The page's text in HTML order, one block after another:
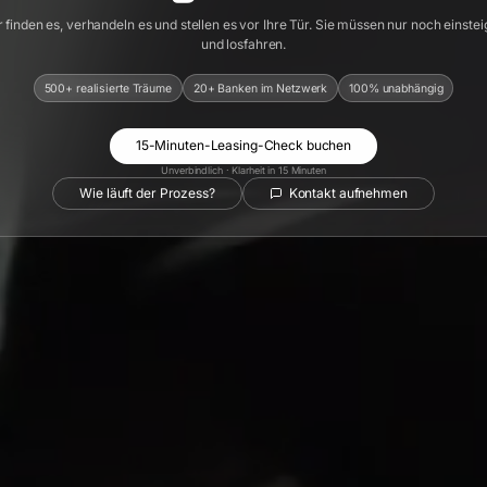
finden es, verhandeln es und stellen es vor Ihre Tür. Sie müssen nur noch
und losfahren.
500+ realisierte Träume 20+ Banken im Netzwerk 100% unabhängig
15-Minuten-Leasing-Check buchen
Unverbindlich · Klarheit in 15 Minuten
Wie läuft der Prozess? Kontakt aufnehmen